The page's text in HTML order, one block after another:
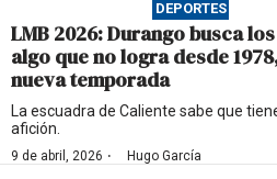
DEPORTES
LMB 2026: Durango busca
algo que no logra desde
nueva temporada
La escuadra de Caliente sabe que
afición.
9 de abril, 2026 · Hugo García